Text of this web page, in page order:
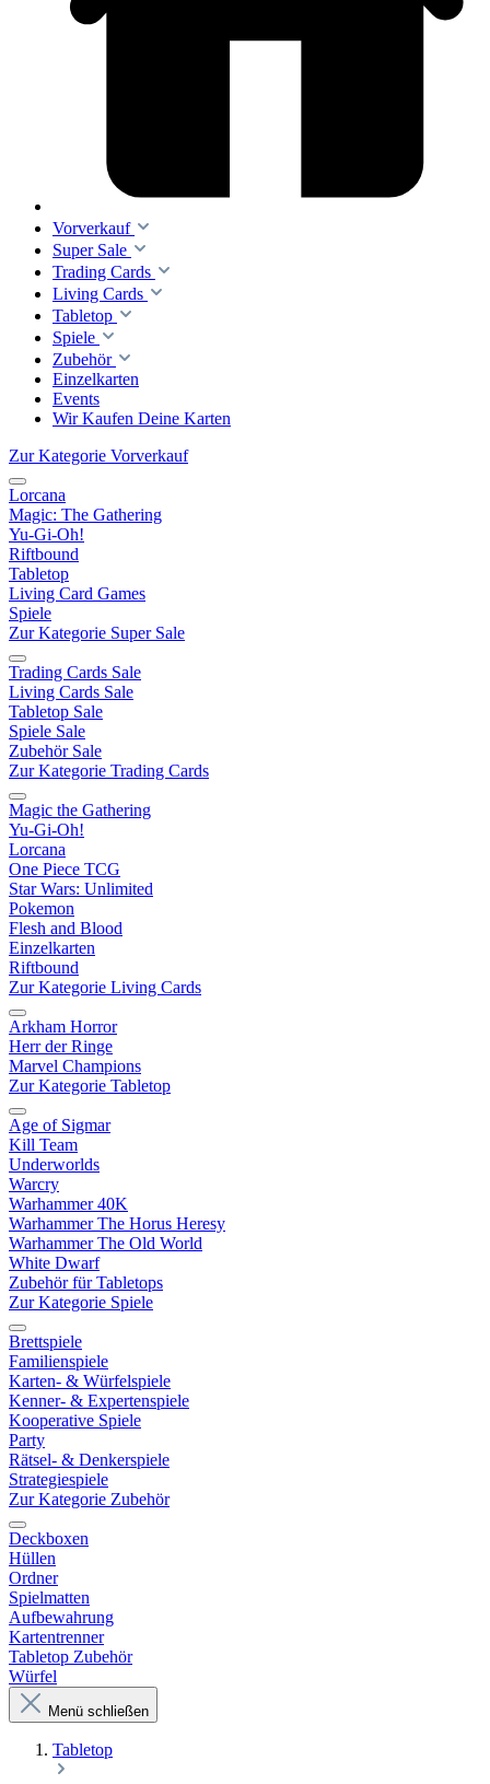
Vorverkauf
Super Sale
Trading Cards
Living Cards
Tabletop
Spiele
Zubehör
Einzelkarten
Events
Wir Kaufen Deine Karten
Zur Kategorie Vorverkauf
Lorcana
Magic: The Gathering
Yu-Gi-Oh!
Riftbound
Tabletop
Living Card Games
Spiele
Zur Kategorie Super Sale
Trading Cards Sale
Living Cards Sale
Tabletop Sale
Spiele Sale
Zubehör Sale
Zur Kategorie Trading Cards
Magic the Gathering
Yu-Gi-Oh!
Lorcana
One Piece TCG
Star Wars: Unlimited
Pokemon
Flesh and Blood
Einzelkarten
Riftbound
Zur Kategorie Living Cards
Arkham Horror
Herr der Ringe
Marvel Champions
Zur Kategorie Tabletop
Age of Sigmar
Kill Team
Underworlds
Warcry
Warhammer 40K
Warhammer The Horus Heresy
Warhammer The Old World
White Dwarf
Zubehör für Tabletops
Zur Kategorie Spiele
Brettspiele
Familienspiele
Karten- & Würfelspiele
Kenner- & Expertenspiele
Kooperative Spiele
Party
Rätsel- & Denkerspiele
Strategiespiele
Zur Kategorie Zubehör
Deckboxen
Hüllen
Ordner
Spielmatten
Aufbewahrung
Kartentrenner
Tabletop Zubehör
Würfel
Menü schließen
Tabletop